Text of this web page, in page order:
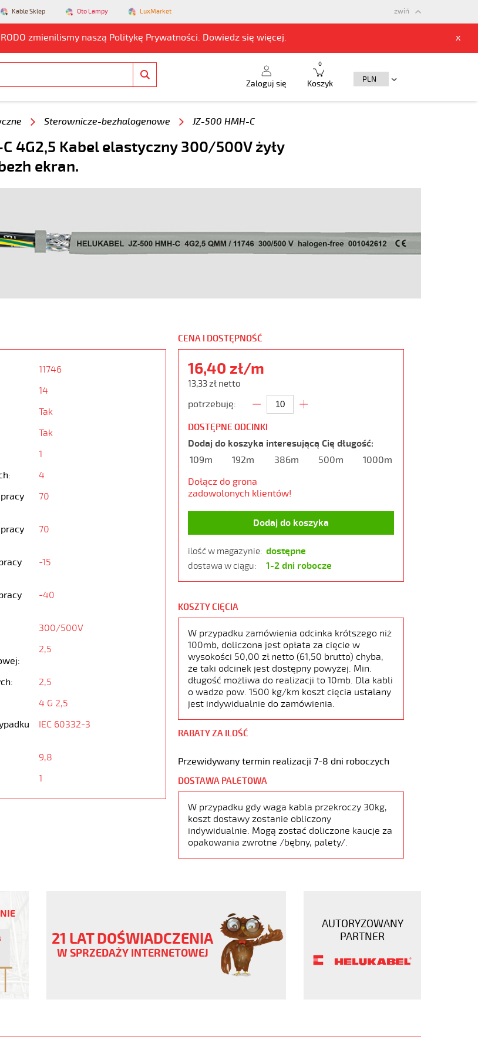
Kable Sklep Oto Lampy LuxMarket
zmienilismy naszą Politykę Prywatności. Dowiedz się więcej. x
zwiń
Zaloguj się Koszyk
0
Sterownicze-bezhalogenowe JZ-500 HMH-C
4G2,5 Kabel elastyczny 300/500V żyły
ekran.
11746
14
Tak
Tak
1
4
70
70
-15
-40
300/500V
2,5
2,5
4 G 2,5
IEC 60332-3
9,8
1
CENA I DOSTĘPNOŚĆ
16,40 zł/m
13,33 zł netto
potrzebuję:
DOSTĘPNE ODCINKI
Dodaj do koszyka interesującą Cię długość:
109m
192m 386m 500m
1000m
Dołącz do grona
zadowolonych klientów!
Dodaj do koszyka
ilość w magazynie: dostępne
dostawa w ciągu: 1-2 dni robocze
KOSZTY CIĘCIA
W przypadku zamówienia odcinka krótszego niż
100mb, doliczona jest opłata za cięcie w
wysokości 50,00 zł netto (61,50 brutto) chyba,
że taki odcinek jest dostępny powyżej. Min.
długość możliwa do realizacji to 10mb. Dla kabli
o wadze pow. 1500 kg/km koszt cięcia ustalany
jest indywidualnie do zamówienia.
RABATY ZA ILOŚĆ
Przewidywany termin realizacji 7-8 dni roboczych
DOSTAWA PALETOWA
W przypadku gdy waga kabla przekroczy 30kg,
koszt dostawy zostanie obliczony
indywidualnie. Mogą zostać doliczone kaucje za
opakowania zwrotne /bębny, palety/.
21 LAT DOŚWIADCZENIA
W SPRZEDAŻY INTERNETOWEJ
AUTORYZOWANY
PARTNER